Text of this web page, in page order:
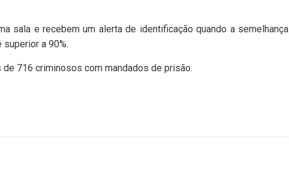
sala e recebem um alerta de identificação quando a semelhança
a 90%.
716 criminosos com mandados de prisão.